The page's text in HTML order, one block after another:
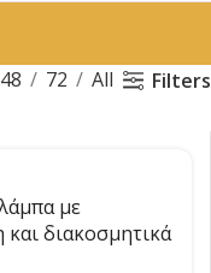
48 72 All Filters
με
διακοσμητικά